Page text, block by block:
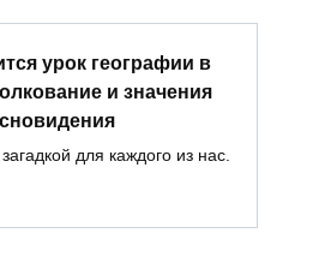
урок географии в
и значения
сновидения
для каждого из нас.